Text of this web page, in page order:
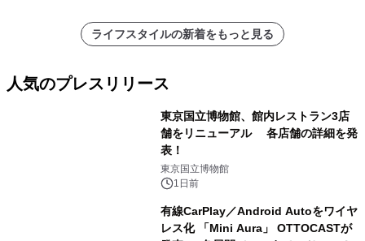
ライフスタイルの新着をもっと見る
人気のプレスリリース
東京国立博物館、館内レストラン3店
舗をリニューアル 各店舗の詳細を発
表！
東京国立博物館
1日前
有線CarPlay／Android Autoをワイヤ
レス化 「Mini Aura」 OTTOCASTが